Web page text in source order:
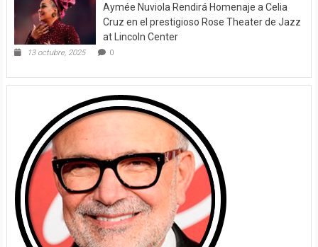
Aymée Nuviola Rendirá Homenaje a Celia
Cruz en el prestigioso Rose Theater de Jazz
at Lincoln Center
13 octubre, 2025 0